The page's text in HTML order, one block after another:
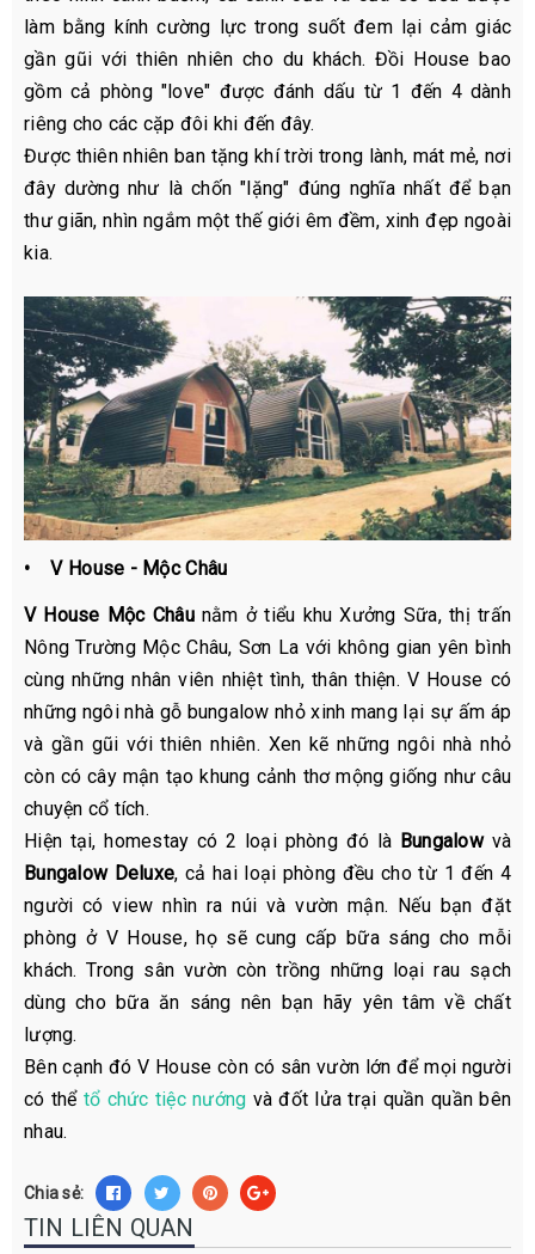
làm bằng kính cường lực trong suốt đem lại cảm giác
gần gũi với thiên nhiên cho du khách. Đồi House bao
gồm cả phòng "love" được đánh dấu từ 1 đến 4 dành
riêng cho các cặp đôi khi đến đây.
Được thiên nhiên ban tặng khí trời trong lành, mát mẻ, nơi
đây dường như là chốn "lặng" đúng nghĩa nhất để bạn
thư giãn, nhìn ngắm một thế giới êm đềm, xinh đẹp ngoài
kia.
• V House - Mộc Châu
V House Mộc Châunằm ở tiểu khu Xưởng Sữa, thị trấn
Nông Trường Mộc Châu, Sơn La với không gian yên bình
cùng những nhân viên nhiệt tình, thân thiện. V House có
những ngôi nhà gỗ bungalow nhỏ xinh mang lại sự ấm áp
và gần gũi với thiên nhiên. Xen kẽ những ngôi nhà nhỏ
còn có cây mận tạo khung cảnh thơ mộng giống như câu
chuyện cổ tích.
Hiện tại, homestay có 2 loại phòng đó là Bungalowvà
Bungalow Deluxe, cả hai loại phòng đều cho từ 1 đến 4
người có view nhìn ra núi và vườn mận. Nếu bạn đặt
phòng ở V House, họ sẽ cung cấp bữa sáng cho mỗi
khách. Trong sân vườn còn trồng những loại rau sạch
dùng cho bữa ăn sáng nên bạn hãy yên tâm về chất
lượng.
Bên cạnh đó V House còn có sân vườn lớn để mọi người
có thểtổ chức tiệc nướng và đốt lửa trại quần quần bên
nhau.
Chia sẻ:
TIN LIÊN QUAN